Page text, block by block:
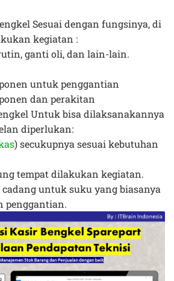
Sesuai dengan fungsinya, di
kegiatan :
ganti oli, dan lain-lain.
untuk penggantian
dan perakitan
Untuk bisa dilaksanakannya
diperlukan:
) secukupnya sesuai kebutuhan
tempat dilakukan kegiatan.
untuk suku yangbiasanya
penggantian.